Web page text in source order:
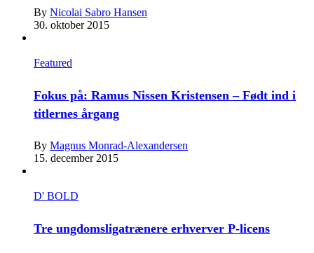
By Nicolai Sabro Hansen
30. oktober 2015
Featured
Fokus på: Ramus Nissen Kristensen – Født ind i
titlernes årgang
By Magnus Monrad-Alexandersen
15. december 2015
D' BOLD
Tre ungdomsligatrænere erhverver P-licens